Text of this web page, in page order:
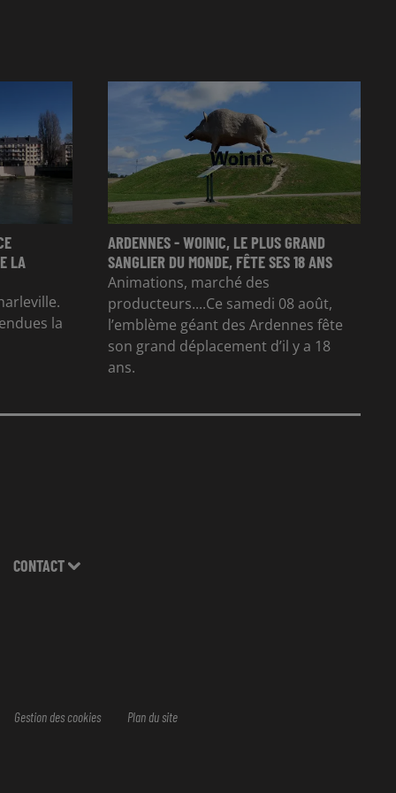
LA
la
ARDENNES - WOINIC, LE PLUS GRAND
SANGLIER DU MONDE, FÊTE SES 18 ANS
Animations, marché des
producteurs....Ce samedi 08 août,
l’emblème géant des Ardennes fête
son grand déplacement d’il y a 18
ans.
CONTACT
Gestion des cookies Plan du site